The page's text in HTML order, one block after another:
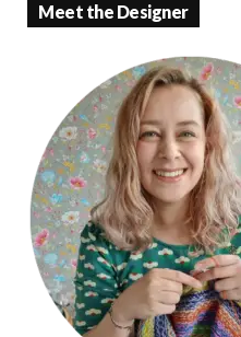
Meet the Designer